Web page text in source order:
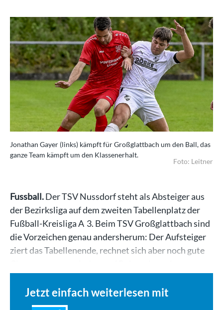
Jonathan Gayer (links) kämpft für Großglattbach um den Ball, das
ganze Team kämpft um den Klassenerhalt.
Foto: Leitner
Fussball.Der TSV Nussdorf steht als Absteiger aus
der Bezirksliga auf dem zweiten Tabellenplatz der
Fußball-Kreisliga A 3. Beim TSV Großglattbach sind
die Vorzeichen genau andersherum: Der Aufsteiger
ziert das Tabellenende, rechnet sich aber noch gute
Jetzt einfach weiterlesen mit